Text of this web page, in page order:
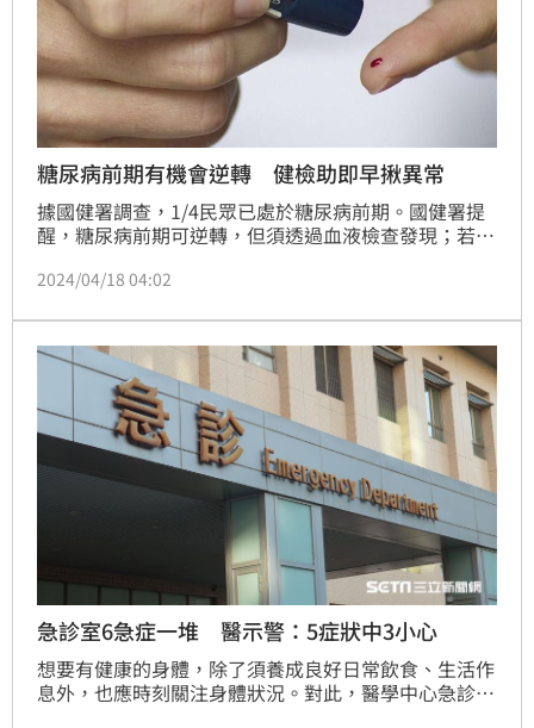
糖尿病前期有機會逆轉 健檢助即早揪異常
據國健署調查，1/4民眾已處於糖尿病前期。國健署提
醒，糖尿病前期可逆轉，但須透過血液檢查發現；若還
要尋求專業協助。
2024/04/18 04:02
急診室6急症一堆 醫示警：5症狀中3小心
想要有健康的身體，除了須養成良好日常飲食、生活作
息外，也應時刻關注身體狀況。對此，醫學中心急診部